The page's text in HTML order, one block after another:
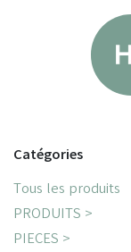
Se rendre au
Catégories
Tous les produits
PRODUITS >
PIECES >